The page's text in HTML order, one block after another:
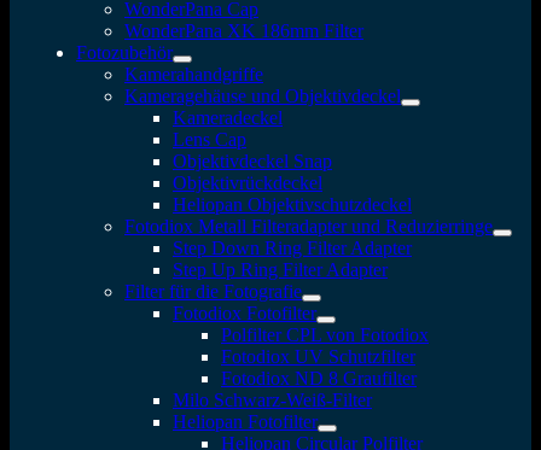
WonderPana Cap
WonderPana XK 186mm Filter
Fotozubehör
Kamerahandgriffe
Kameragehäuse und Objektivdeckel
Kameradeckel
Lens Cap
Objektivdeckel Snap
Objektivrückdeckel
Heliopan Objektivschutzdeckel
Fotodiox Metall Filteradapter und Reduzierringe
Step Down Ring Filter Adapter
Step Up Ring Filter Adapter
Filter für die Fotografie
Fotodiox Fotofilter
Polfilter CPL von Fotodiox
Fotodiox UV Schutzfilter
Fotodiox ND 8 Graufilter
Milo Schwarz-Weiß-Filter
Heliopan Fotofilter
Heliopan Circular Polfilter